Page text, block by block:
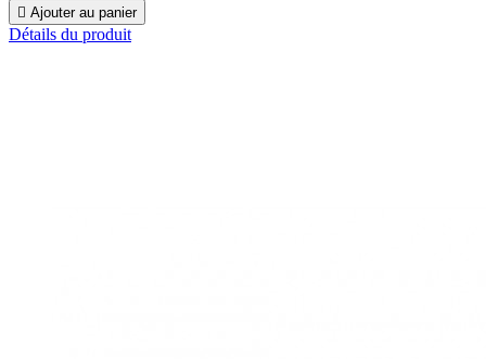
 Ajouter au panier
Détails du produit